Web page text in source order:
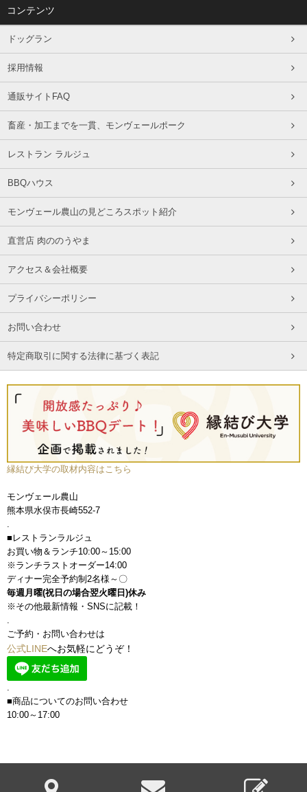
コンテンツ
ドッグラン
採用情報
通販サイトFAQ
畜産・加工までを一貫、モンヴェールポーク
レストラン ラルジュ
BBQハウス
モンヴェール農山の見どころスポット紹介
直営店 肉ののうやま
アクセス＆会社概要
プライバシーポリシー
お問い合わせ
特定商取引に関する法律に基づく表記
縁結び大学の取材内容はこちら
モンヴェール農山
熊本県水俣市長崎552-7
.
■レストランラルジュ
お買い物＆ランチ10:00～15:00
※ランチラストオーダー14:00
ディナー完全予約制2名様～〇
毎週月曜(祝日の場合翌火曜日)休み
※その他最新情報・SNSに記載！
.
ご予約・お問い合わせは
公式LINEへお気軽にどうぞ！
.
■商品についてのお問い合わせ
10:00～17:00